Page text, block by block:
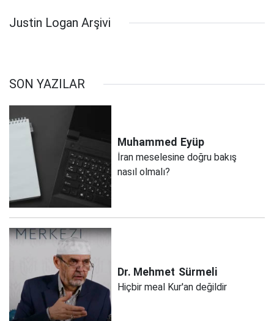
Justin Logan Arşivi
SON YAZILAR
Muhammed Eyüp
İran meselesine doğru bakış
nasıl olmalı?
Dr. Mehmet Sürmeli
Hiçbir meal Kur'an değildir